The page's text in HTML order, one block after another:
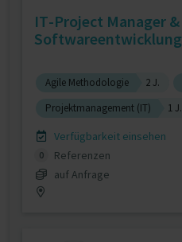
IT-Project Manager &
Softwareentwicklung
Agile Methodologie 2 J.
Projektmanagement (IT)
1 J.
Verfügbarkeit einsehen
0
Referenzen
auf Anfrage